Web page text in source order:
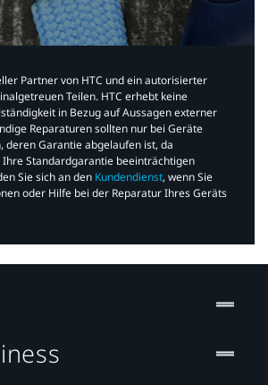
Partner von HTC und ein autorisierter
Teilen. HTC erhebt keine
in Bezug auf Aussagen externer
Reparaturen sollten nur bei Geräte
deren Garantie abgelaufen ist, da
Ihre Standardgarantie beeinträchtigen
Sie sich an den Kundendienst, wenn Sie
oder Hilfe bei der Reparatur Ihres Geräts